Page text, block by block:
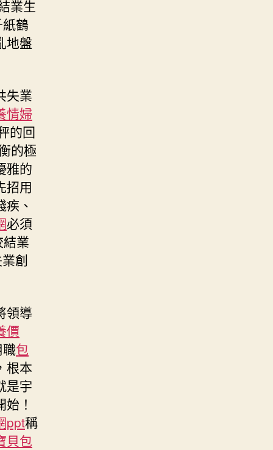
業生
鶴
地盤
失業
情婦
的回
的極
雅的
招用
、
必須
業
創
領導
價
包
根本
是宇
！
ppt稱
貝包